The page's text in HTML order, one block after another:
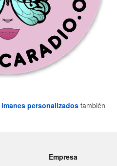
imanes personalizados también
Empresa